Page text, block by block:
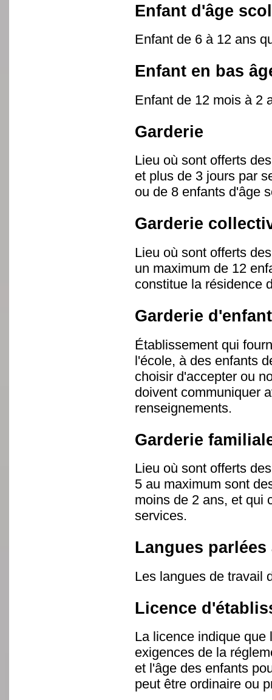
Enfant d'âge
Enfant de 6 à 12 ans
Enfant en bas
Enfant de 12 mois à 2
Garderie
Lieu où sont offerts
et plus de 3 jours par
ou de 8 enfants d'âge
Garderie
Lieu où sont offerts
un maximum de 12
constitue la résidence
Garderie
Établissement qui
l'école, à des enfants
choisir d'accepter ou
doivent communiquer
renseignements.
Garderie
Lieu où sont offerts
5 au maximum sont
moins de 2 ans, et qui
services.
Langues
Les langues de travail
Licence
La licence indique que
exigences de la
et l'âge des enfants
peut être ordinaire ou